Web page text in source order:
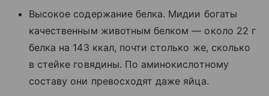
Высокое содержание белка. Мидии богаты
качественным животным белком — около 22 г
белка на 143 ккал, почти столько же, сколько
в стейке говядины. По аминокислотному
составу они превосходят даже яйца.